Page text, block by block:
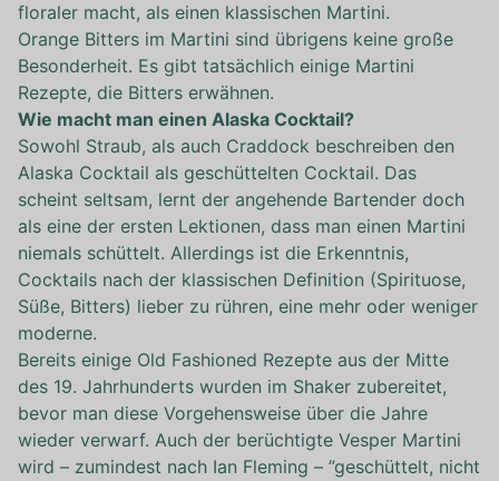
floraler macht, als einen klassischen Martini.
Orange Bitters im Martini sind übrigens keine große
Besonderheit. Es gibt tatsächlich einige Martini
Rezepte, die Bitters erwähnen.
Wie macht man einen Alaska Cocktail?
Sowohl Straub, als auch Craddock beschreiben den
Alaska Cocktail als geschüttelten Cocktail. Das
scheint seltsam, lernt der angehende Bartender doch
als eine der ersten Lektionen, dass man einen Martini
niemals schüttelt. Allerdings ist die Erkenntnis,
Cocktails nach der klassischen Definition (Spirituose,
Süße, Bitters) lieber zu rühren, eine mehr oder weniger
moderne.
Bereits einige Old Fashioned Rezepte aus der Mitte
des 19. Jahrhunderts wurden im Shaker zubereitet,
bevor man diese Vorgehensweise über die Jahre
wieder verwarf. Auch der berüchtigte Vesper Martini
wird – zumindest nach Ian Fleming – ”geschüttelt, nicht